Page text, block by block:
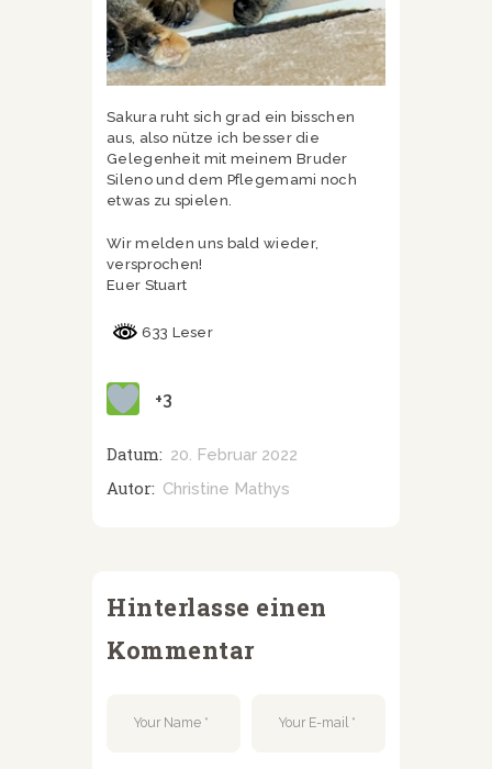
Sakura ruht sich grad ein bisschen
aus, also nütze ich besser die
Gelegenheit mit meinem Bruder
Sileno und dem Pflegemami noch
etwas zu spielen.
Wir melden uns bald wieder,
versprochen!
Euer Stuart
633 Leser
+3
Datum: 20. Februar 2022
Autor: Christine Mathys
Hinterlasse einen
Kommentar